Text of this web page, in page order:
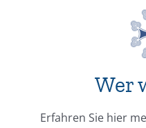
Wer
Erfahren Sie hier